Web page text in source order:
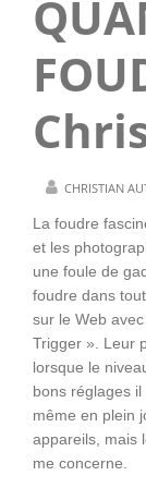
CHRISTIAN
La foudre
et les
une foule de
foudre dans
sur le Web
Trigger ». Leur
lorsque le
bons réglages
même en plein
appareils, mais
me concerne.